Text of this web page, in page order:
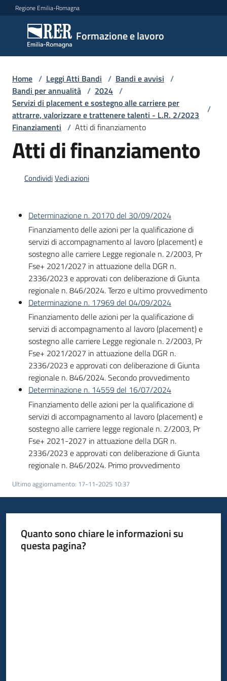
Vai al contenuto
Vai alla navigazione
Vai al footer
Regione Emilia-Romagna
Formazione e lavoro
Formazione
e lavoro
Argomenti
Novità
Leggi
Bandi
Piani
Programmi
Progetti
Fondo
sociale
europeo
Seguici
Home / Leggi Atti Bandi / Bandi e avvisi /
Bandi per annualità / 2024 /
Servizi di placement e sostegno alle carriere per
attrarre, valorizzare e trattenere talenti - L.R. 2/2023
/
Finanziamenti / Atti di finanziamento
Atti di finanziamento
CondividiVedi azioni
Determinazione n. 20170 del 30/09/2024
Finanziamento delle azioni per la qualificazione di
servizi di accompagnamento al lavoro (placement) e
sostegno alle carriere Legge regionale n. 2/2003, Pr
Fse+ 2021/2027 in attuazione della DGR n.
2336/2023 e approvati con deliberazione di Giunta
regionale n. 846/2024. Terzo e ultimo provvedimento
Determinazione n. 17969 del 04/09/2024
Finanziamento delle azioni per la qualificazione di
servizi di accompagnamento al lavoro (placement) e
sostegno alle carriere Legge regionale n. 2/2003, Pr
Fse+ 2021/2027 in attuazione della DGR n.
2336/2023 e approvati con deliberazione di Giunta
regionale n. 846/2024. Secondo provvedimento
Determinazione n. 14559 del 16/07/2024
Finanziamento delle azioni per la qualificazione di
servizi di accompagnamento al lavoro (placement) e
sostegno alle carriere legge regionale n. 2/2003, Pr
Fse+ 2021-2027 in attuazione della DGR n.
2336/2023 e approvati con deliberazione di Giunta
regionale n. 846/2024. Primo provvedimento
Ultimo aggiornamento: 17-11-2025 10:37
Quanto sono chiare le informazioni su
questa pagina?